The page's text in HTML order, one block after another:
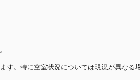
。特に空室状況については現況が異なる